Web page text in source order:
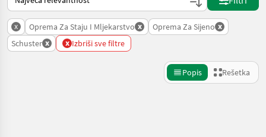
x Oprema Za Staju I Mljekarstvo x Oprema Za Sijeno x
Schuster x x Izbriši sve filtre
Popis Rešetka